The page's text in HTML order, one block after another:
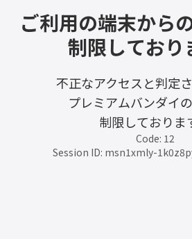
ご利用の端末から
制限しており
不正なアクセスと判定さ
プレミアムバンダイ
制限しておりま
Code: 12
Session ID: msn1xmly-